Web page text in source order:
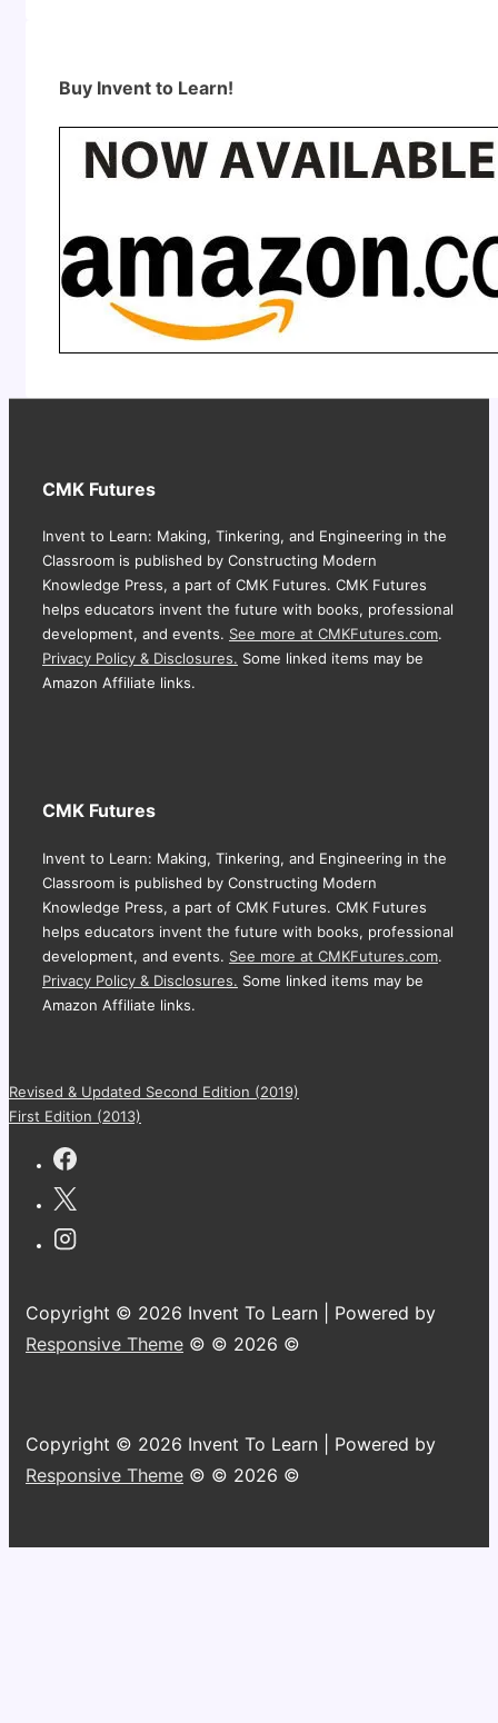
Buy Invent to Learn!
CMK Futures
Invent to Learn: Making, Tinkering, and Engineering in the
Classroom is published by Constructing Modern
Knowledge Press, a part of CMK Futures. CMK Futures
helps educators invent the future with books, professional
development, and events. See more at CMKFutures.com.
Privacy Policy & Disclosures. Some linked items may be
Amazon Affiliate links.
CMK Futures
Invent to Learn: Making, Tinkering, and Engineering in the
Classroom is published by Constructing Modern
Knowledge Press, a part of CMK Futures. CMK Futures
helps educators invent the future with books, professional
development, and events. See more at CMKFutures.com.
Privacy Policy & Disclosures. Some linked items may be
Amazon Affiliate links.
Revised & Updated Second Edition (2019)
First Edition (2013)
Copyright © 2026 Invent To Learn | Powered by
Responsive Theme © © 2026 ©
Copyright © 2026 Invent To Learn | Powered by
Responsive Theme © © 2026 ©